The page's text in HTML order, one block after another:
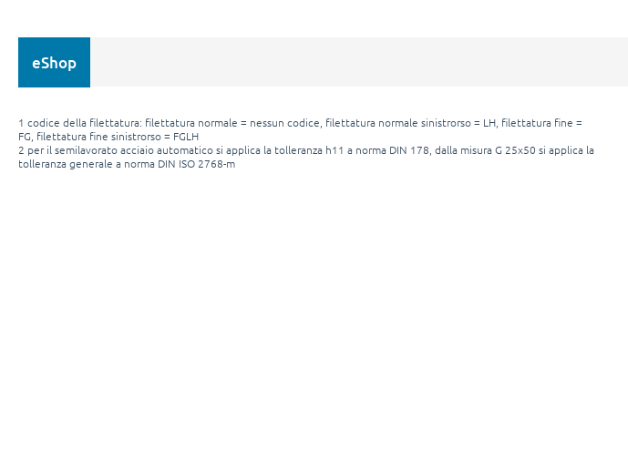
eShop
1 codice della filettatura: filettatura normale = nessun codice, filettatura normale sinistrorso = LH, filettatura fine =
FG, filettatura fine sinistrorso = FGLH
2 per il semilavorato acciaio automatico si applica la tolleranza h11 a norma DIN 178, dalla misura G 25x50 si applica la
tolleranza generale a norma DIN ISO 2768-m